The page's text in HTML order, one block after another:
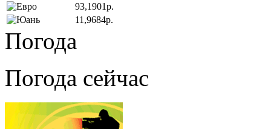
93,1901р.
11,9684р.
Погода
Погода сейчас